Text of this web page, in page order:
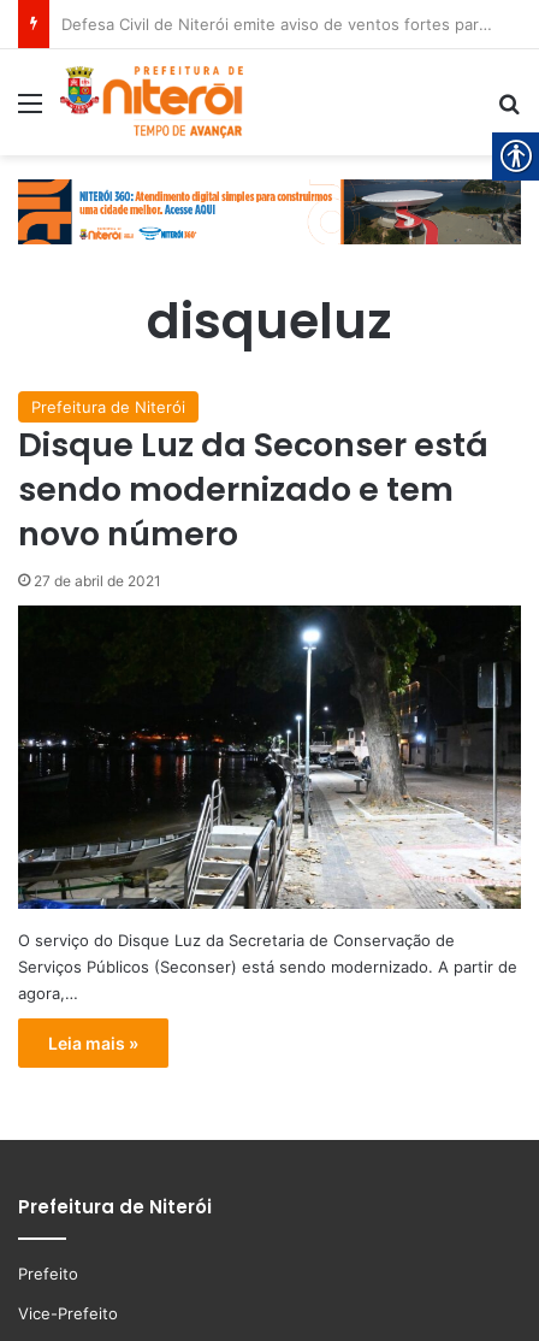
Defesa Civil de Niterói emite aviso de ventos fortes para esta sexta-feira (07)
Menu
disqueluz
Prefeitura de Niterói
Disque Luz da Seconser está
sendo modernizado e tem
novo número
27 de abril de 2021
O serviço do Disque Luz da Secretaria de Conservação de
Serviços Públicos (Seconser) está sendo modernizado. A partir de
agora,…
Leia mais »
Prefeitura de Niterói
Prefeito
Vice-Prefeito